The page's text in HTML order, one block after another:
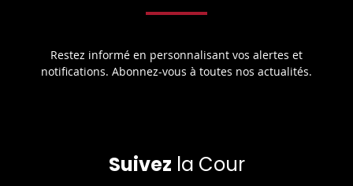
Restez informé en personnalisant vos alertes et
notifications. Abonnez-vous à toutes nos actualités.
Suivez la Cour